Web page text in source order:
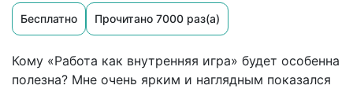
Бесплатно Прочитано 7000 раз(а)
Кому «Работа как внутренняя игра» будет особенна
полезна? Мне очень ярким и наглядным показался